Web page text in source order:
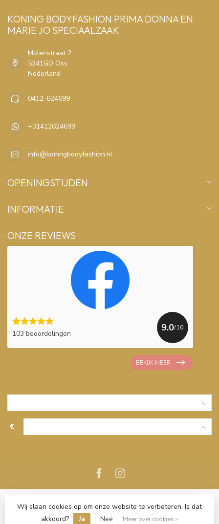
KONING BODYFASHION PRIMA DONNA EN
MARIE JO SPECIAALZAAK
Molenstraat 2
5341GD Oss
Nederland
0412-624699
+31412624699
info@koningbodyfashion.nl
OPENINGSTIJDEN
INFORMATIE
ONZE REVIEWS
103 beoordelingen
9.0/10
BEKIJK MEER
€
Wij slaan cookies op om onze website te verbeteren. Is dat
akkoord?
Ja Nee Meer over cookies »